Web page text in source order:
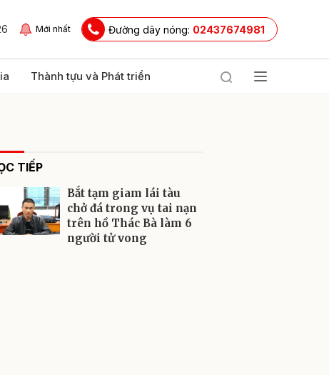
Mới nhất Đường dây nóng: 02437674981
Thành tựu và Phát triển
TIẾP
Bắt tạm giam lái tàu
chở đá trong vụ tai nạn
trên hồ Thác Bà làm 6
người tử vong
Gửi